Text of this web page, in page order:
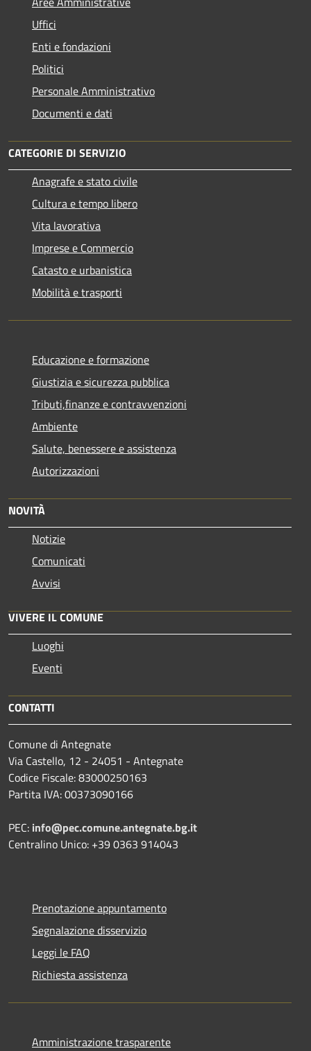
Uffici
Enti e fondazioni
Politici
Personale Amministrativo
Documenti e dati
CATEGORIE DI SERVIZIO
Anagrafe e stato civile
Cultura e tempo libero
Vita lavorativa
Imprese e Commercio
Catasto e urbanistica
Mobilità e trasporti
Educazione e formazione
Giustizia e sicurezza pubblica
Tributi,finanze e contravvenzioni
Ambiente
Salute, benessere e assistenza
Autorizzazioni
NOVITÀ
Notizie
Comunicati
Avvisi
VIVERE IL COMUNE
Luoghi
Eventi
CONTATTI
Comune di Antegnate
Via Castello, 12 - 24051 - Antegnate
Codice Fiscale: 83000250163
Partita IVA: 00373090166
PEC: info@pec.comune.antegnate.bg.it
Centralino Unico: +39 0363 914043
Prenotazione appuntamento
Segnalazione disservizio
Leggi le FAQ
Richiesta assistenza
Amministrazione trasparente